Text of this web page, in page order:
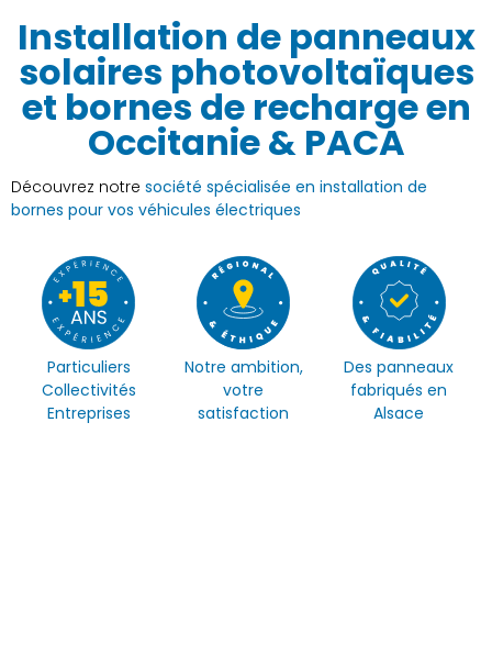
Installation de panneaux
solaires photovoltaïques
et bornes de recharge en
Occitanie & PACA
Découvrez notre société spécialisée en installation de
bornes pour vos véhicules électriques
Particuliers
Collectivités
Entreprises
Notre ambition,
votre
satisfaction
Des panneaux
fabriqués en
Alsace